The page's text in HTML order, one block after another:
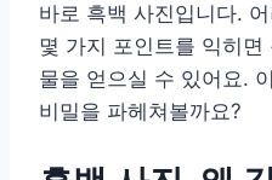
바로 흑백 사진입니다.
몇 가지 포인트를 익히
물을 얻으실 수 있어요.
비밀을 파헤쳐볼까요?